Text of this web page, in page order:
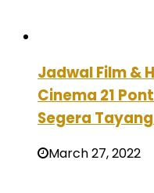
Jadwal Film &
Cinema 21
Segera
March 27, 2022